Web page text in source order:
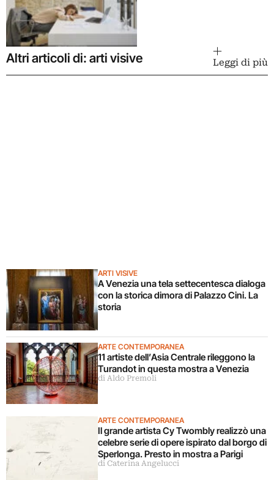
Altri articoli di: arti visive Leggi di più
ARTI VISIVE
A Venezia una tela settecentesca dialoga
con la storica dimora di Palazzo Cini. La
storia
ARTE CONTEMPORANEA
11 artiste dell’Asia Centrale rileggono la
Turandot in questa mostra a Venezia
di Aldo Premoli
ARTE CONTEMPORANEA
Il grande artista Cy Twombly realizzò una
celebre serie di opere ispirato dal borgo di
Sperlonga. Presto in mostra a Parigi
di Caterina Angelucci